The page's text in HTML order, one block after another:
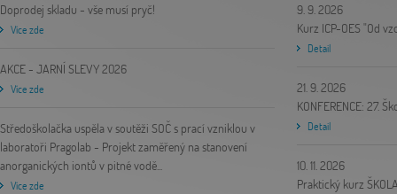
Doprodej skladu - vše musí pryč!
Více zde
AKCE - JARNÍ SLEVY 2026
Více zde
Středoškolačka uspěla v soutěži SOČ s prací vzniklou v
laboratoři Pragolab - Projekt zaměřený na stanovení
anorganických iontů v pitné vodě...
Více zde
9. 9. 2026
Kurz ICP-OES "Od
Detail
21. 9. 2026
KONFERENCE: 27.
Detail
10. 11. 2026
Praktický kurz